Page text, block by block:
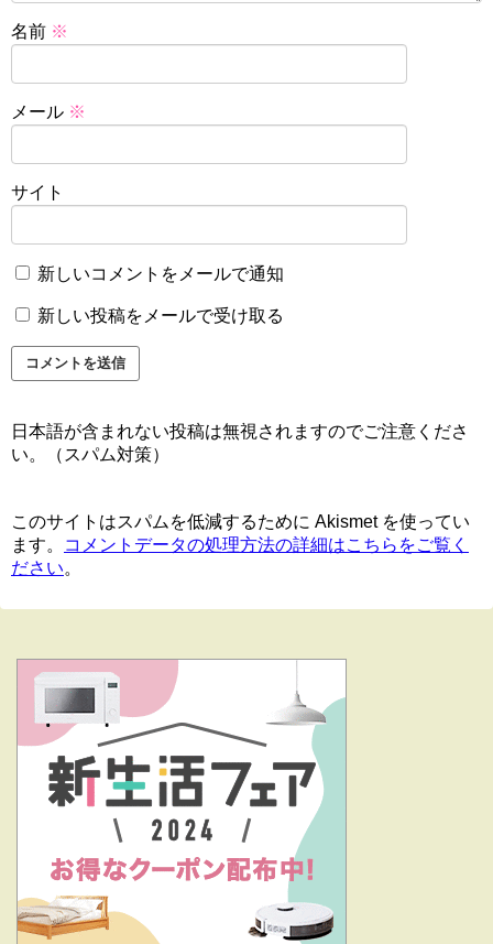
名前 ※
メール ※
サイト
新しいコメントをメールで通知
新しい投稿をメールで受け取る
日本語が含まれない投稿は無視されますのでご注意くださ
い。（スパム対策）
このサイトはスパムを低減するために Akismet を使ってい
ます。
コメントデータの処理方法の詳細はこちらをご覧く
ださい。